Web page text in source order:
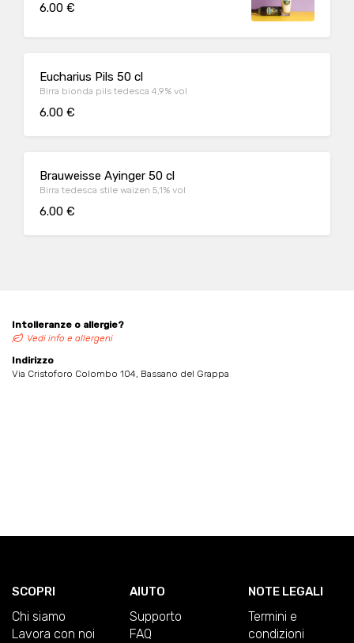
6.00 €
Eucharius Pils 50 cl
Birra bionda pils tedesca 4,9% vol
6.00 €
Brauweisse Ayinger 50 cl
Birra tedesca stile waizen 5,1% vol
6.00 €
Intolleranze o allergie?
Vedi info e allergeni
Indirizzo
Via Cristoforo Colombo 104, Bassano del Grappa
SCOPRI
Chi siamo
Lavora con noi
AIUTO
Supporto
FAQ
NOTE LEGALI
Termini e
condizioni